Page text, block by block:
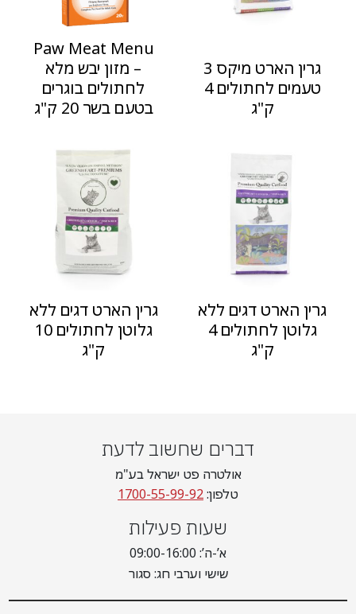
גרין הארט מיקס 3
טעמים לחתולים 4
ק"ג
Paw Meat Menu
– מזון יבש מלא
לחתולים בוגרים
בטעם בשר 20 ק"ג
גרין הארט דגים ללא
גלוטן לחתולים 4
ק"ג
גרין הארט דגים ללא
גלוטן לחתולים 10
ק"ג
דברים שחשוב לדעת
אולטרה פט ישראל בע"מ
טלפון:1700-55-99-92
שעות פעילות
א’-ה’: 09:00-16:00
שישי וערבי חג: סגור